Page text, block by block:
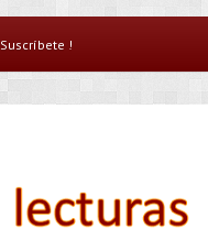
Suscríbete !